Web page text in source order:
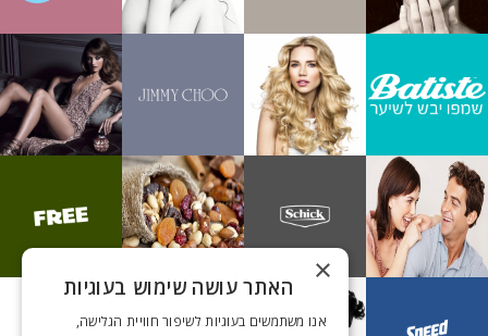
× האתר עושה שימוש בעוגיות
אנו משתמשים בעוגיות לשיפור חוויית הגלישה,